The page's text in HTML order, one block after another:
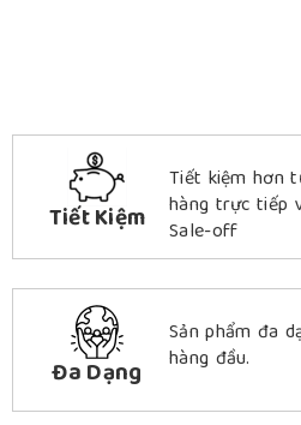
Tiết Kiệm
Tiết kiệm hơn
hàng trực tiếp
Sale-off
Đa Dạng
Sản phẩm đa
hàng đầu.